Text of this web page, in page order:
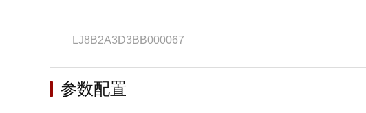
LJ8B2A3D3BB000067
参数配置